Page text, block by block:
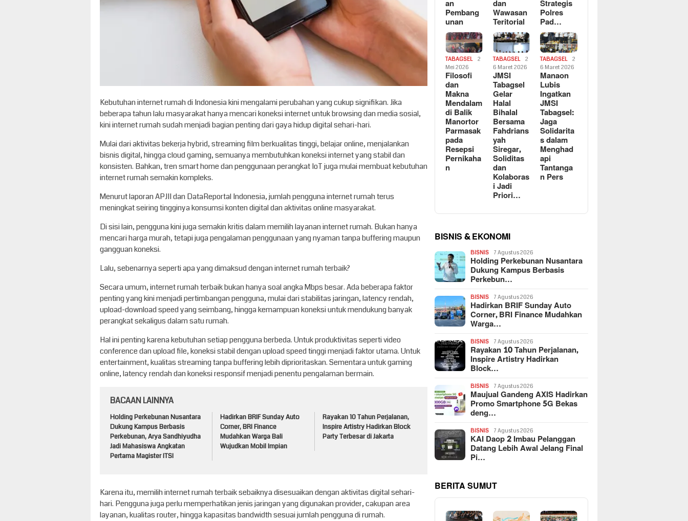
Kebutuhan internet rumah di Indonesia kini mengalami perubahan yang cukup signifikan. Jika
beberapa tahun lalu masyarakat hanya mencari koneksi internet untuk browsing dan media sosial,
kini internet rumah sudah menjadi bagian penting dari gaya hidup digital sehari-hari.
Mulai dari aktivitas bekerja hybrid, streaming film berkualitas tinggi, belajar online, menjalankan
bisnis digital, hingga cloud gaming, semuanya membutuhkan koneksi internet yang stabil dan
konsisten. Bahkan, tren smart home dan penggunaan perangkat IoT juga mulai membuat kebutuhan
internet rumah semakin kompleks.
Menurut laporan APJII dan DataReportal Indonesia, jumlah pengguna internet rumah terus
meningkat seiring tingginya konsumsi konten digital dan aktivitas online masyarakat.
Di sisi lain, pengguna kini juga semakin kritis dalam memilih layanan internet rumah. Bukan hanya
mencari harga murah, tetapi juga pengalaman penggunaan yang nyaman tanpa buffering maupun
gangguan koneksi.
Lalu, sebenarnya seperti apa yang dimaksud dengan internet rumah terbaik?
Secara umum, internet rumah terbaik bukan hanya soal angka Mbps besar. Ada beberapa faktor
penting yang kini menjadi pertimbangan pengguna, mulai dari stabilitas jaringan, latency rendah,
upload-download speed yang seimbang, hingga kemampuan koneksi untuk mendukung banyak
perangkat sekaligus dalam satu rumah.
Hal ini penting karena kebutuhan setiap pengguna berbeda. Untuk produktivitas seperti video
conference dan upload file, koneksi stabil dengan upload speed tinggi menjadi faktor utama. Untuk
entertainment, kualitas streaming tanpa buffering lebih diprioritaskan. Sementara untuk gaming
online, latency rendah dan koneksi responsif menjadi penentu pengalaman bermain.
BACAAN LAINNYA
Holding Perkebunan Nusantara
Dukung Kampus Berbasis
Perkebunan, Arya Sandhiyudha
Jadi Mahasiswa Angkatan
Pertama Magister ITSI
Hadirkan BRIF Sunday Auto
Corner, BRI Finance
Mudahkan Warga Bali
Wujudkan Mobil Impian
Rayakan 10 Tahun Perjalanan,
Inspire Artistry Hadirkan Block
Party Terbesar di Jakarta
Karena itu, memilih internet rumah terbaik sebaiknya disesuaikan dengan aktivitas digital sehari-
hari. Pengguna juga perlu memperhatikan jenis jaringan yang digunakan provider, cakupan area
layanan, kualitas router, hingga kapasitas bandwidth sesuai jumlah pengguna di rumah.
an
Pembang
unan
dan
Wawasan
Teritorial
Strategis
Polres
Pad…
TABAGSEL
2
Mei 2026
Filosofi
dan
Makna
Mendalam
di Balik
Manortor
Parmasak
pada
Resepsi
Pernikaha
n
TABAGSEL
2
6 Maret 2026
JMSI
Tabagsel
Gelar
Halal
Bihalal
Bersama
Fahdrians
yah
Siregar,
Soliditas
dan
Kolaboras
i Jadi
Priori…
TABAGSEL
2
6 Maret 2026
Manaon
Lubis
Ingatkan
JMSI
Tabagsel:
Jaga
Solidarita
s dalam
Menghad
api
Tantanga
n Pers
BISNIS & EKONOMI
BISNIS 7 Agustus 2026
Holding Perkebunan Nusantara
Dukung Kampus Berbasis
Perkebun…
BISNIS 7 Agustus 2026
Hadirkan BRIF Sunday Auto
Corner, BRI Finance Mudahkan
Warga…
BISNIS 7 Agustus 2026
Rayakan 10 Tahun Perjalanan,
Inspire Artistry Hadirkan
Block…
BISNIS 7 Agustus 2026
Maujual Gandeng AXIS Hadirkan
Promo Smartphone 5G Bekas
deng…
BISNIS 7 Agustus 2026
KAI Daop 2 Imbau Pelanggan
Datang Lebih Awal Jelang Final
Pi…
BERITA SUMUT